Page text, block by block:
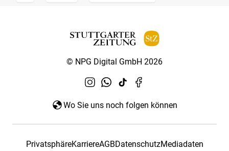
© NPG Digital GmbH 2026
Wo Sie uns noch folgen können
PrivatsphäreKarriereAGBDatenschutzMediadaten